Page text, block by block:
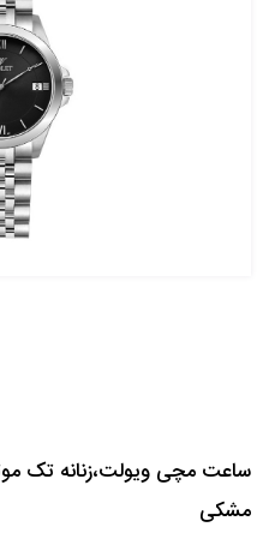
ساعت مچی ویولت،زنانه تک
مشکی